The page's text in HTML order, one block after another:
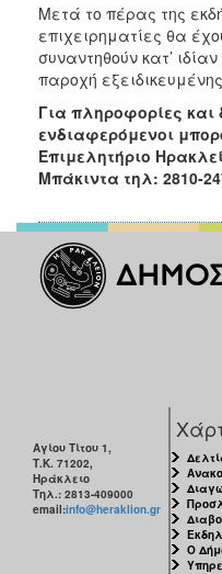
Μετά το πέρας της
επιχειρηματίες θα
συναντηθούν κατ’
παροχή
Για πληροφορίες και
ενδιαφερόμενοι
Επιμελητήριο
Μπάκιντα τηλ: 2810-
Αγίου Τίτου 1,
Τ.Κ. 71202,
Ηράκλειο
Τηλ.: 2813-409000
email:info@heraklion.gr
Ο